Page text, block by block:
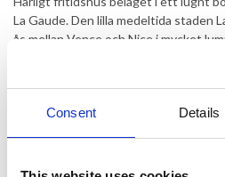
Consent Details
La Gaude. Den lilla medeltida staden
ås mellan Vence och Nice i mycket
är en liten men mycket charmig by
atmosfär. Här erbjuds vackra
staden.